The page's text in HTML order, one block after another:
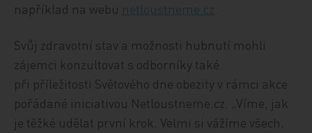
například na webu netloustneme.cz
Svůj zdravotní stav a možnosti hubnutí mohli
zájemci konzultovat s odborníky také
při příležitosti Světového dne obezity v rámci akce
pořádané iniciativou Netloustneme.cz. „Víme, jak
je těžké udělat první krok. Velmi si vážíme všech,